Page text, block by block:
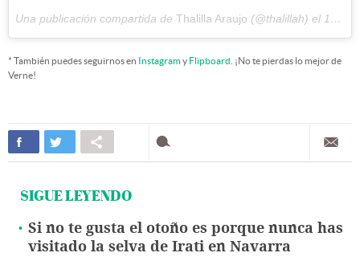
Una publicación compartida de Thalilla Araujo (@thalillah) el 14 Mar, 2018 a las 11:06 PDT
* También puedes seguirnos en Instagramy Flipboard . ¡No te pierdas lo mejor de
Verne!
SIGUE LEYENDO
Si no te gusta el otoño es porque nunca has
visitado la selva de Irati en Navarra